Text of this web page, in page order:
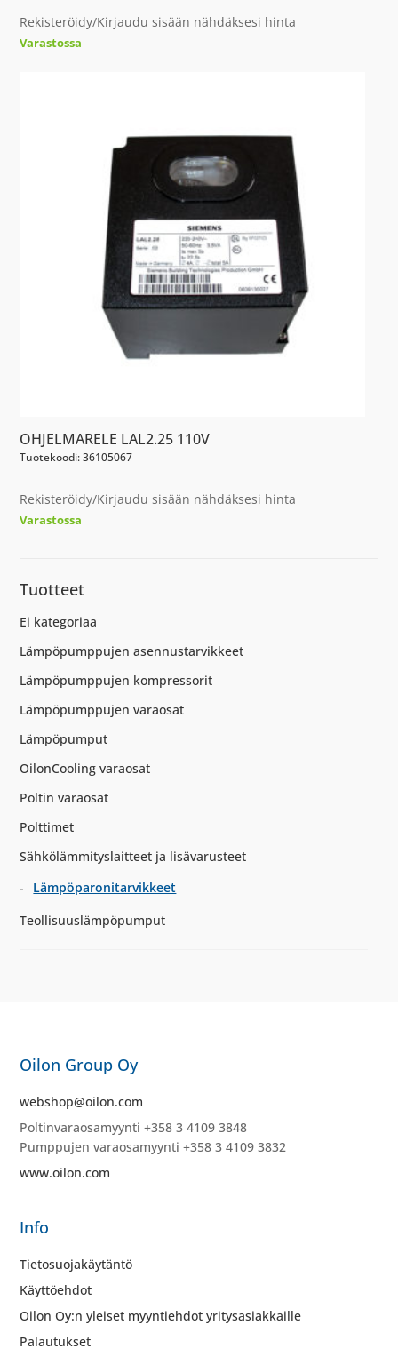
Rekisteröidy/Kirjaudu sisään nähdäksesi hinta
Varastossa
OHJELMARELE LAL2.25 110V
Tuotekoodi: 36105067
Rekisteröidy/Kirjaudu sisään nähdäksesi hinta
Varastossa
Tuotteet
Ei kategoriaa
Lämpöpumppujen asennustarvikkeet
Lämpöpumppujen kompressorit
Lämpöpumppujen varaosat
Lämpöpumput
OilonCooling varaosat
Poltin varaosat
Polttimet
Sähkölämmityslaitteet ja lisävarusteet
Lämpöparonitarvikkeet
Teollisuuslämpöpumput
Oilon Group Oy
webshop@oilon.com
Poltinvaraosamyynti +358 3 4109 3848
Pumppujen varaosamyynti +358 3 4109 3832
www.oilon.com
Info
Tietosuojakäytäntö
Käyttöehdot
Oilon Oy:n yleiset myyntiehdot yritysasiakkaille
Palautukset